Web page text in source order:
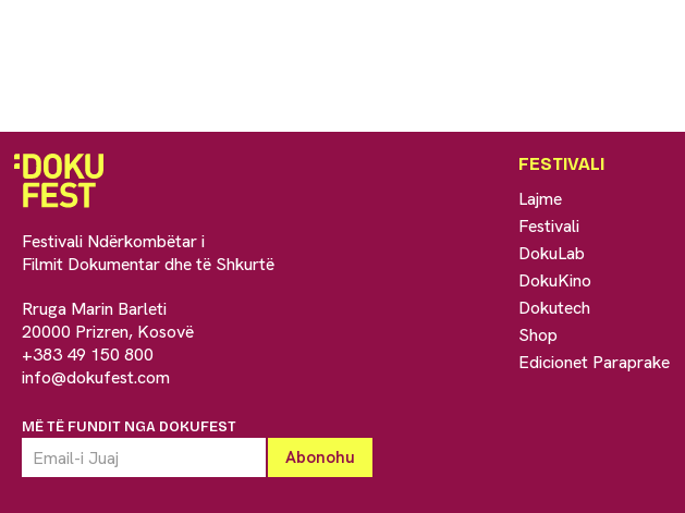
Festivali Ndërkombëtar i
Filmit Dokumentar dhe të Shkurtë
Rruga Marin Barleti
20000 Prizren, Kosovë
+383 49 150 800
info@dokufest.com
MË TË FUNDIT NGA DOKUFEST
FESTIVALI
Lajme
Festivali
DokuLab
DokuKino
Dokutech
Shop
Edicionet Paraprake